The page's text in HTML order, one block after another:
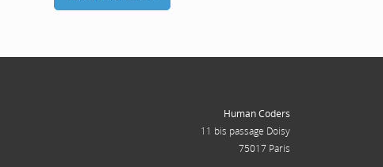
Human Coders
11 bis passage Doisy
75017 Paris